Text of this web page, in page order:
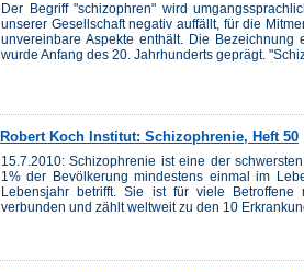
Der Begriff "schizophren" wird
unserer Gesellschaft negativ auffällt, für die
unvereinbare Aspekte enthält. Die
wurde Anfang des 20. Jahrhunderts geprägt.
Robert Koch Institut: Schizophrenie, Heft 50
15.7.2010: Schizophrenie ist eine der
1% der Bevölkerung mindestens einmal im
Lebensjahr betrifft. Sie ist für viele Betroffene
verbunden und zählt weltweit zu den 10